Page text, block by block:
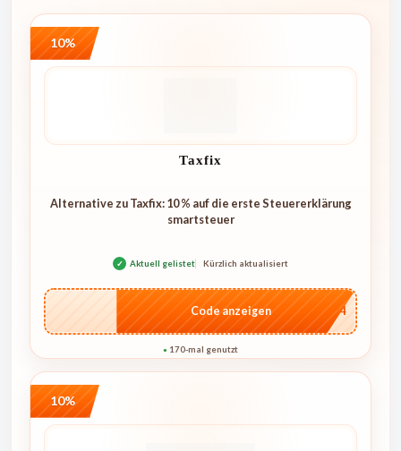
10%
Taxfix
Alternative zu Taxfix: 10 % auf die erste Steuererklärung
smartsteuer
✓ Aktuell gelistet Kürzlich aktualisiert
…1744
Code anzeigen
● 170-mal genutzt
10%